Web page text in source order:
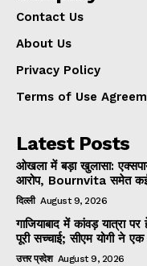
Contact Us
About Us
Privacy Policy
Terms of Use
Latest Posts
ओखला में बड़ा खुलासा:
आरोप, Bournvita समेत कई
दिल्ली August 9, 2026
गाजियाबाद में कांवड़ यात्रा पर
पूरी सच्चाई; सीएम योगी ने
उत्तर प्रदेश August 9, 2026